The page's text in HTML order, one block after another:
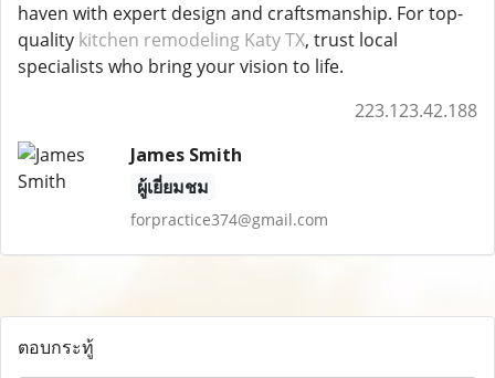
haven with expert design and craftsmanship. For top-
quality kitchen remodeling Katy TX, trust local
specialists who bring your vision to life.
223.123.42.188
James Smith
ผู้เยี่ยมชม
forpractice374@gmail.com
ตอบกระทู้